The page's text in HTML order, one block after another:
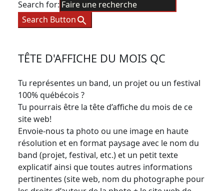
Search for:
Search Button
TÊTE D'AFFICHE DU MOIS QC
Tu représentes un band, un projet ou un festival
100% québécois ?
Tu pourrais être la tête d’affiche du mois de ce
site web!
Envoie-nous ta photo ou une image en haute
résolution et en format paysage avec le nom du
band (projet, festival, etc.) et un petit texte
explicatif ainsi que toutes autres informations
pertinentes (site web, nom du photographe pour